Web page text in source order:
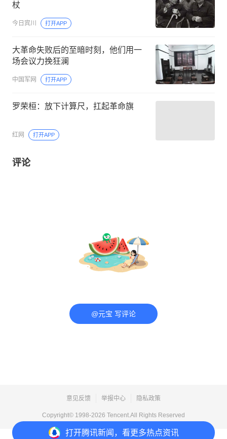
打开腾讯新闻，看更多热点资讯
杖
今日宾川 打开APP
大革命失败后的至暗时刻，他们用一
场会议力挽狂澜
中国军网 打开APP
罗荣桓：放下计算尺，扛起革命旗
红网 打开APP
评论
@元宝 写评论
意见反馈 举报中心 隐私政策
Copyright© 1998-2026 Tencent.All Rights Reserved